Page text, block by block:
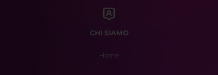
CHI SIAMO
Home